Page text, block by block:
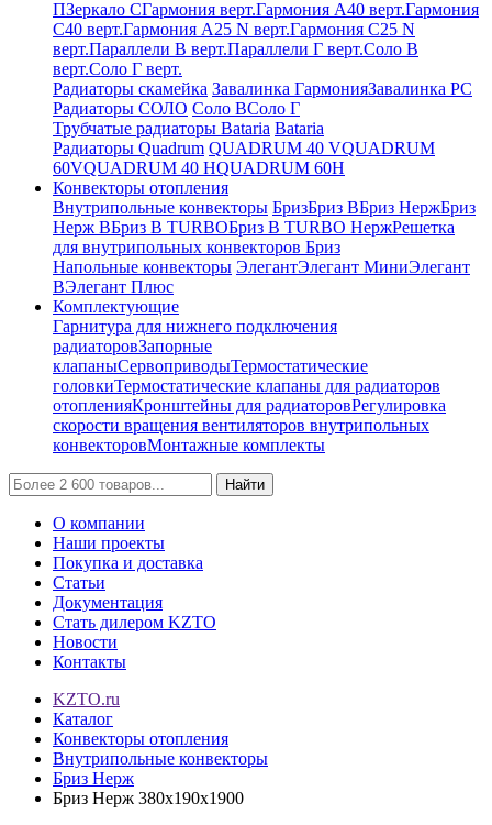
ПЗеркало СГармония верт.Гармония А40 верт.Гармония
С40 верт.Гармония А25 N верт.Гармония С25 N
верт.Параллели В верт.Параллели Г верт.Соло В
верт.Соло Г верт.
Радиаторы скамейка Завалинка ГармонияЗавалинка РС
Радиаторы СОЛО Соло ВСоло Г
Трубчатые радиаторы Bataria Bataria
Радиаторы Quadrum QUADRUM 40 VQUADRUM
60VQUADRUM 40 HQUADRUM 60H
Конвекторы отопления
Внутрипольные конвекторы БризБриз ВБриз НержБриз
Нерж ВБриз В TURBOБриз В TURBO НержРешетка
для внутрипольных конвекторов Бриз
Напольные конвекторы ЭлегантЭлегант МиниЭлегант
ВЭлегант Плюс
Комплектующие
Гарнитура для нижнего подключения
радиаторовЗапорные
клапаныСервоприводыТермостатические
головкиТермостатические клапаны для радиаторов
отопленияКронштейны для радиаторовРегулировка
скорости вращения вентиляторов внутрипольных
конвекторовМонтажные комплекты
Найти
О компании
Наши проекты
Покупка и доставка
Статьи
Документация
Стать дилером KZTO
Новости
Контакты
KZTO.ru
Каталог
Конвекторы отопления
Внутрипольные конвекторы
Бриз Нерж
Бриз Нерж 380х190х1900